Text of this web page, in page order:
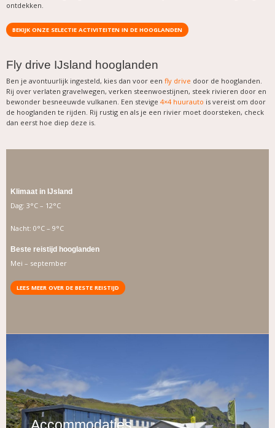
ontdekken.
BEKIJK ONZE SELECTIE ACTIVITEITEN IN DE HOOGLANDEN
Fly drive IJsland hooglanden
Ben je avontuurlijk ingesteld, kies dan voor een fly drive door de hooglanden.
Rij over verlaten gravelwegen, verken steenwoestijnen, steek rivieren door en
bewonder besneeuwde vulkanen. Een stevige 4×4 huurauto is vereist om door
de hooglanden te rijden. Rij rustig en als je een rivier moet doorsteken, check
dan eerst hoe diep deze is.
Klimaat in IJsland
Dag: 3°C – 12°C
Nacht: 0°C – 9°C
Beste reistijd hooglanden
Mei – september
LEES MEER OVER DE BESTE REISTIJD